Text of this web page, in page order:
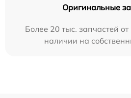
Оригинальные
Более 20 тыс. запчастей
наличии на